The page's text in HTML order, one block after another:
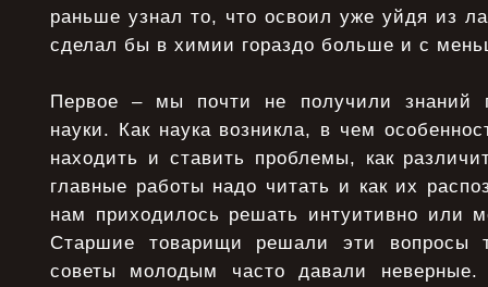
раньше узнал то, что освоил уже уйдя из
сделал бы в химии гораздо больше и с
Первое – мы почти не получили знаний
науки. Как наука возникла, в чем
находить и ставить проблемы, как
главные работы надо читать и как их
нам приходилось решать интуитивно или
Старшие товарищи решали эти вопросы
советы молодым часто давали